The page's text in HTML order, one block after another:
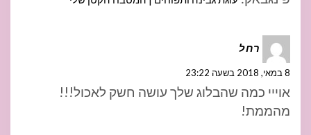
רחל
8 במאי, 2018 בשעה 23:22
אוייי כמה שהבלוג שלך עושה חשק לאכול!!!
מהממת!